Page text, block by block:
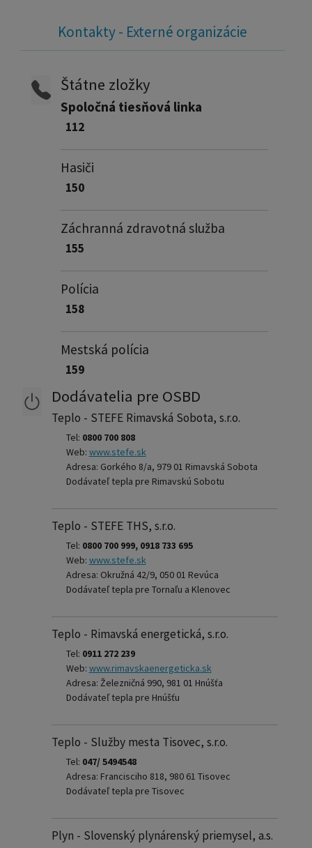
Kontakty - Externé organizácie
Štátne zložky
Spoločná tiesňová linka
112
Hasiči
150
Záchranná zdravotná služba
155
Polícia
158
Mestská polícia
159
Dodávatelia pre OSBD
Teplo - STEFE Rimavská Sobota, s.r.o.
Tel: 0800 700 808
Web: www.stefe.sk
Adresa: Gorkého 8/a, 979 01 Rimavská Sobota
Dodávateľ tepla pre Rimavskú Sobotu
Teplo - STEFE THS, s.r.o.
Tel: 0800 700 999, 0918 733 695
Web: www.stefe.sk
Adresa: Okružná 42/9, 050 01 Revúca
Dodávateľ tepla pre Tornaľu a Klenovec
Teplo - Rimavská energetická, s.r.o.
Tel: 0911 272 239
Web: www.rimavskaenergeticka.sk
Adresa: Železničná 990, 981 01 Hnúšťa
Dodávateľ tepla pre Hnúšťu
Teplo - Služby mesta Tisovec, s.r.o.
Tel: 047/ 5494548
Adresa: Francisciho 818, 980 61 Tisovec
Dodávateľ tepla pre Tisovec
Plyn - Slovenský plynárenský priemysel, a.s.